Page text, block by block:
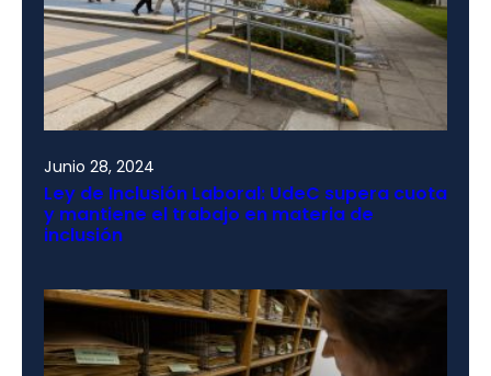
Junio 28, 2024
Ley de Inclusión Laboral: UdeC supera cuota
y mantiene el trabajo en materia de
inclusión